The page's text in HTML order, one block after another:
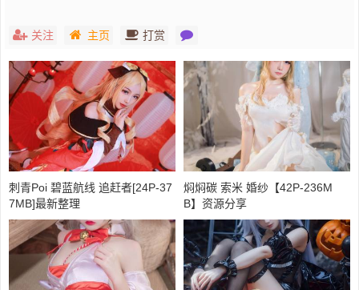
关注 主页 打赏
刺青Poi 碧蓝航线 追赶者[24P-37
7MB]最新整理
焖焖碳 索米 婚纱【42P-236M
B】资源分享